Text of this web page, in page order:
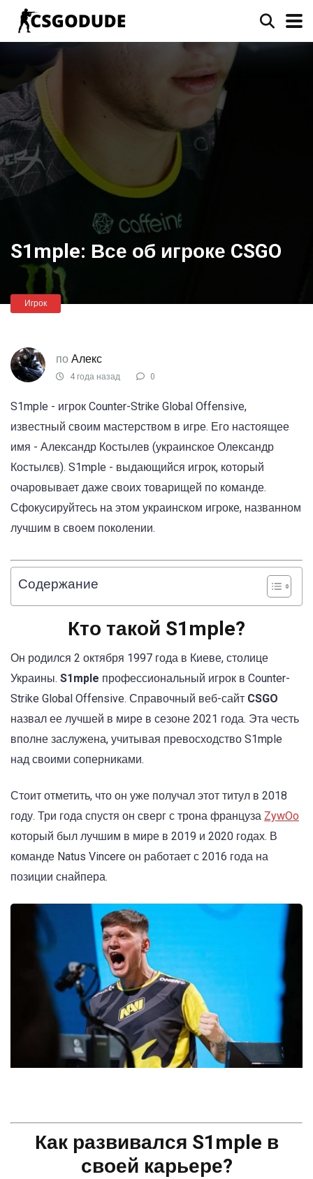
S1mple: Все об игроке CSGO
Игрок
по Алекс
4 года назад 0
S1mple - игрок Counter-Strike Global Offensive,
известный своим мастерством в игре. Его настоящее
имя - Александр Костылев (украинское Олександр
Костылєв). S1mple - выдающийся игрок, который
очаровывает даже своих товарищей по команде.
Сфокусируйтесь на этом украинском игроке, названном
лучшим в своем поколении.
Содержание
Кто такой S1mple?
Он родился 2 октября 1997 года в Киеве, столице
Украины. S1mple профессиональный игрок в Counter-
Strike Global Offensive. Справочный веб-сайт CSGO
назвал ее лучшей в мире в сезоне 2021 года. Эта честь
вполне заслужена, учитывая превосходство S1mple
над своими соперниками.
Стоит отметить, что он уже получал этот титул в 2018
году. Три года спустя он сверг с трона француза ZywOo
который был лучшим в мире в 2019 и 2020 годах. В
команде Natus Vincere он работает с 2016 года на
позиции снайпера.
Как развивался S1mple в
своей карьере?